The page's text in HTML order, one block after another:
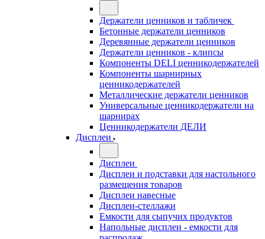
Держатели ценников и табличек
Бетонные держатели ценников
Деревянные держатели ценников
Держатели ценников - клипсы
Компоненты DELI ценникодержателей
Компоненты шарнирных
ценникодержателей
Металлические держатели ценников
Универсальные ценникодержатели на
шарнирах
Ценникодержатели ДЕЛИ
Дисплеи
Дисплеи
Дисплеи и подставки для настольного
размещения товаров
Дисплеи навесные
Дисплеи-стеллажи
Емкости для сыпучих продуктов
Напольные дисплеи - емкости для